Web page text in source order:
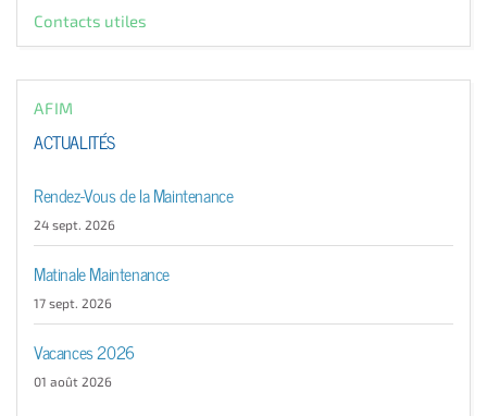
Contacts utiles
AFIM
ACTUALITÉS
Rendez-Vous de la Maintenance
24 sept. 2026
Matinale Maintenance
17 sept. 2026
Vacances 2026
01 août 2026